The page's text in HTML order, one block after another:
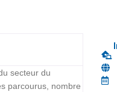
secteur du
parcourus, nombre